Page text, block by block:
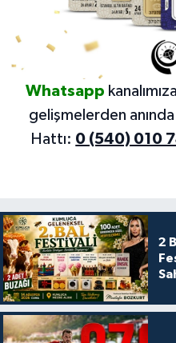
Whatsapp
gelişmelerden
Hattı: 0 (540) 010
2